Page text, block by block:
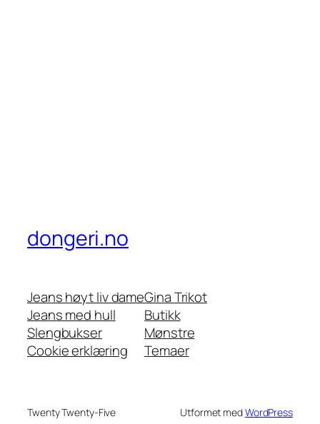
dongeri.no
Jeans høyt liv dame
Jeans med hull
Slengbukser
Cookie erklæring
Gina Trikot
Butikk
Mønstre
Temaer
Twenty Twenty-Five Utformet medWordPress